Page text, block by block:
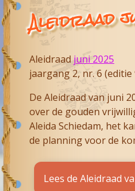
Aleidraad
Aleidraad juni 2025
jaargang 2, nr. 6 (editie
De Aleidraad van juni
over de gouden
Aleida Schiedam, het
de planning voor de
Lees de Aleidraad